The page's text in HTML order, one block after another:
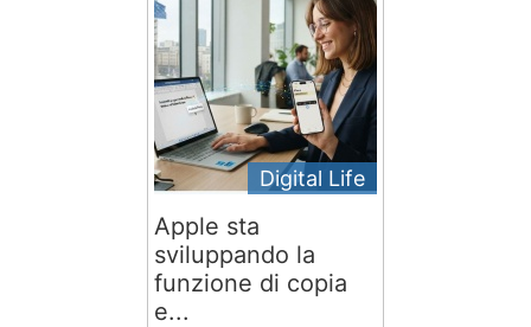
Digital Life
Apple sta
sviluppando la
funzione di copia
e...